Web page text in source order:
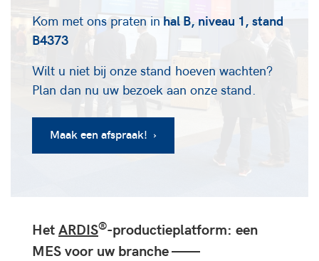
Kom met ons praten in hal B, niveau 1, stand
B4373
Wilt u niet bij onze stand hoeven wachten?
Plan dan nu uw bezoek aan onze stand.
Maak een afspraak! ›
HetARDIS®-productieplatform: een
MES voor uw branche ——